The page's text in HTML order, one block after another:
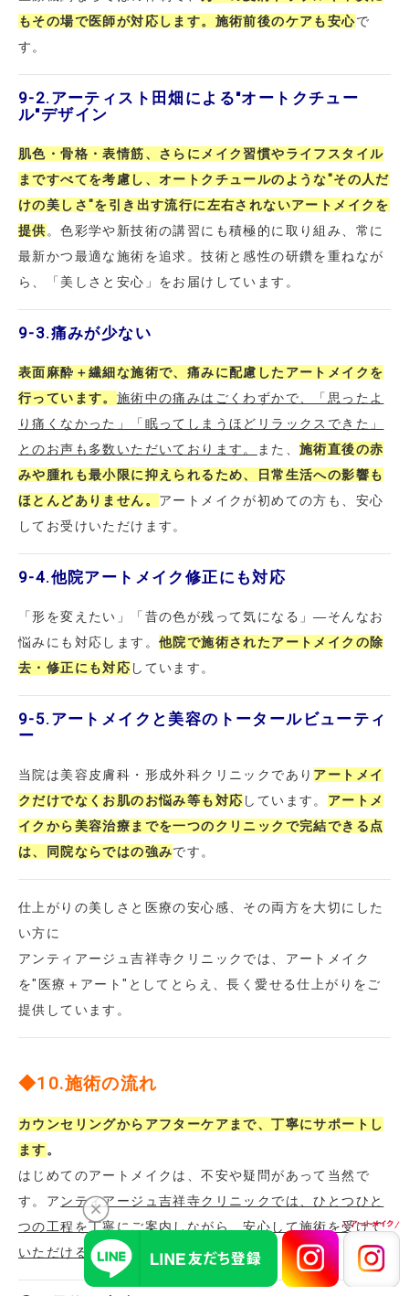
もその場で医師が対応します。施術前後のケアも安心で
す。
9-2. アーティスト田畑による"オートクチュー
ル"デザイン
肌色・骨格・表情筋、さらにメイク習慣やライフスタイル
まですべてを考慮し、オートクチュールのような"その人だ
けの美しさ"を引き出す流行に左右されないアートメイクを
提供 。色彩学や新技術の講習にも積極的に取り組み、常に
最新かつ最適な施術を追求。技術と感性の研鑽を重ねなが
ら、「美しさと安心」をお届けしています。
9-3.痛みが少ない
表面麻酔＋繊細な施術で、痛みに配慮したアートメイクを
行っています。 施術中の痛みはごくわずかで、「思ったよ
り痛くなかった」「眠ってしまうほどリラックスできた」
とのお声も多数いただいております。
また、施術直後の赤
みや腫れも最小限に抑えられるため、日常生活への影響も
ほとんどありません。 アートメイクが初めての方も、安心
してお受けいただけます。
9-4.他院アートメイク修正にも対応
「形を変えたい」「昔の色が残って気になる」―そんなお
悩みにも対応します。 他院で施術されたアートメイクの除
去・修正にも対応 しています。
9-5. アートメイクと美容のトータールビューティ
ー
当院は美容皮膚科・形成外科クリニックであり アートメイ
クだけでなくお肌のお悩み等も対応 しています。 アートメ
イクから美容治療までを一つのクリニックで完結できる点
は、同院ならではの強みです。
仕上がりの美しさと医療の安心感、その両方を大切にした
い方に
アンティアージュ吉祥寺クリニックでは、アートメイク
を"医療＋アート"としてとらえ、長く愛せる仕上がりをご
提供しています。
◆10.施術の流れ
カウンセリングからアフターケアまで、丁寧にサポートし
ます。
はじめてのアートメイクは、不安や疑問があって当然で
す。ア ンティアージュ吉祥寺クリニックでは、ひとつひと
つの工程を丁寧にご案内しながら、安心して施術を受けて
いただけるよう心がけています。